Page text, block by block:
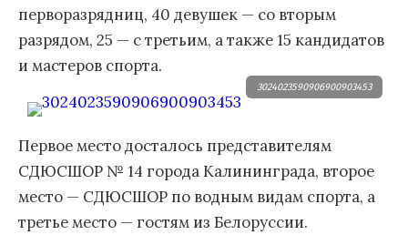
перворазрядниц, 40 девушек — со вторым
разрядом, 25 — с третьим, а также 15 кандидатов
и мастеров спорта.
3024023590906900903453
Первое место досталось представителям
СДЮСШОР № 14 города Калининграда, второе
место — СДЮСШОР по водным видам спорта, а
третье место — гостям из Белоруссии.